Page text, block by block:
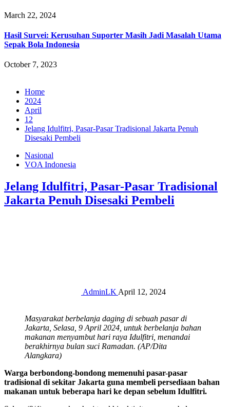
March 22, 2024
Hasil Survei: Kerusuhan Suporter Masih Jadi Masalah Utama
Sepak Bola Indonesia
October 7, 2023
Home
2024
April
12
Jelang Idulfitri, Pasar-Pasar Tradisional Jakarta Penuh
Disesaki Pembeli
Nasional
VOA Indonesia
Jelang Idulfitri, Pasar-Pasar Tradisional
Jakarta Penuh Disesaki Pembeli
AdminLK April 12, 2024
Masyarakat berbelanja daging di sebuah pasar di
Jakarta, Selasa, 9 April 2024, untuk berbelanja bahan
makanan menyambut hari raya Idulfitri, menandai
berakhirnya bulan suci Ramadan. (AP/Dita
Alangkara)
Warga berbondong-bondong memenuhi pasar-pasar
tradisional di sekitar Jakarta guna membeli persediaan bahan
makanan untuk beberapa hari ke depan sebelum Idulfitri.